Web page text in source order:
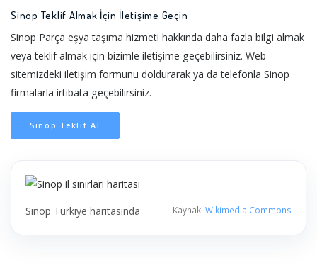
Sinop Teklif Almak İçin İletişime Geçin
Sinop Parça eşya taşıma hizmeti hakkında daha fazla bilgi almak
veya teklif almak için bizimle iletişime geçebilirsiniz. Web
sitemizdeki iletişim formunu doldurarak ya da telefonla Sinop
firmalarla irtibata geçebilirsiniz.
Sinop Teklif Al
Sinop Türkiye haritasında Kaynak: Wikimedia Commons